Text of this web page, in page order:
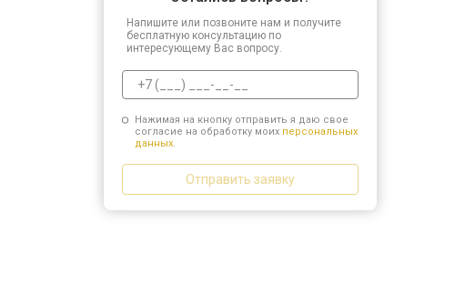
Напишите или позвоните нам и получите
бесплатную консультацию по
интересующему Вас вопросу.
Нажимая на кнопку отправить я даю свое
согласие на обработку моих персональных
данных.
Отправить заявку